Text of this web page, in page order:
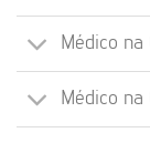
Médico na
Médico na